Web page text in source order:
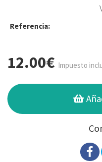
Referencia:
12.00€ Impuesto